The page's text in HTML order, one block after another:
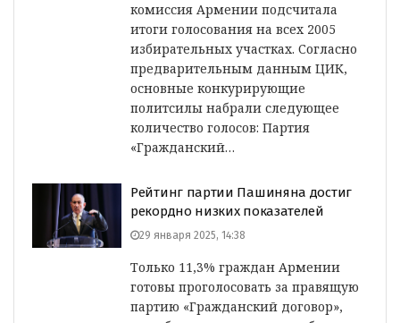
комиссия Армении подсчитала
итоги голосования на всех 2005
избирательных участках. Согласно
предварительным данным ЦИК,
основные конкурирующие
политсилы набрали следующее
количество голосов: Партия
«Гражданский…
Рейтинг партии Пашиняна достиг
рекордно низких показателей
29 января 2025, 14:38
Только 11,3% граждан Армении
готовы проголосовать за правящую
партию «Гражданский договор»,